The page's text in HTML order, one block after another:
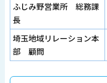
ふじみ野営業所 総務課
長
埼玉地域リレーション本
部 顧問